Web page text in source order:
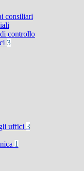
consiliari
controllo
3
uffici 3
1